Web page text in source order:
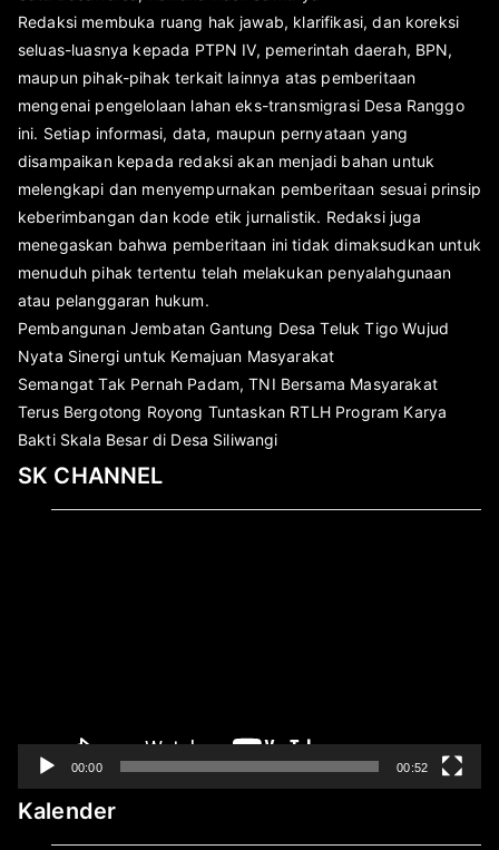
Redaksi membuka ruang hak jawab, klarifikasi, dan koreksi
seluas-luasnya kepada PTPN IV, pemerintah daerah, BPN,
maupun pihak-pihak terkait lainnya atas pemberitaan
mengenai pengelolaan lahan eks-transmigrasi Desa Ranggo
ini. Setiap informasi, data, maupun pernyataan yang
disampaikan kepada redaksi akan menjadi bahan untuk
melengkapi dan menyempurnakan pemberitaan sesuai prinsip
keberimbangan dan kode etik jurnalistik. Redaksi juga
menegaskan bahwa pemberitaan ini tidak dimaksudkan untuk
menuduh pihak tertentu telah melakukan penyalahgunaan
atau pelanggaran hukum.
Pembangunan Jembatan Gantung Desa Teluk Tigo Wujud
Nyata Sinergi untuk Kemajuan Masyarakat
Semangat Tak Pernah Padam, TNI Bersama Masyarakat
Terus Bergotong Royong Tuntaskan RTLH Program Karya
Bakti Skala Besar di Desa Siliwangi
SK CHANNEL
00:00 00:52
Kalender